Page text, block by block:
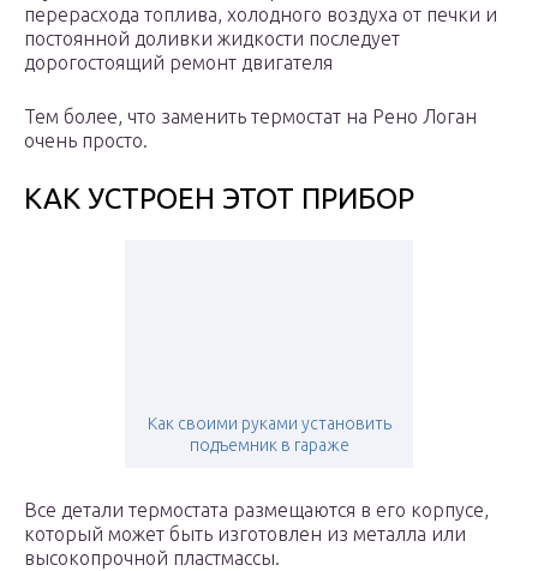
перерасхода топлива, холодного воздуха от печки и
постоянной доливки жидкости последует
дорогостоящий ремонт двигателя
Тем более, что заменить термостат на Рено Логан
очень просто.
КАК УСТРОЕН ЭТОТ ПРИБОР
Как своими руками установить
подъемник в гараже
Все детали термостата размещаются в его корпусе,
который может быть изготовлен из металла или
высокопрочной пластмассы.